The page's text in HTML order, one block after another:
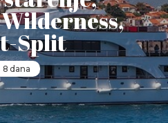
Split
8 dana